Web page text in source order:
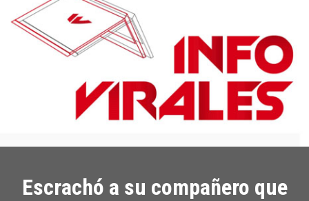
Escrachó a su compañero que